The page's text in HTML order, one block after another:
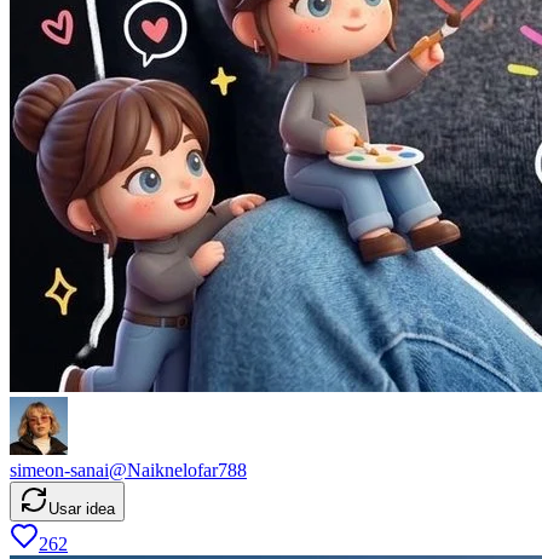
simeon-sanai@Naiknelofar788
Usar idea
262